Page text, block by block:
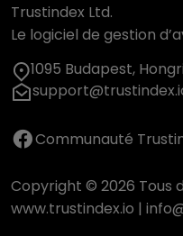
Trustindex Ltd.
Le logiciel de gestion
1095 Budapest,
Communauté
Copyright © 2026 Tous
www.trustindex.io |